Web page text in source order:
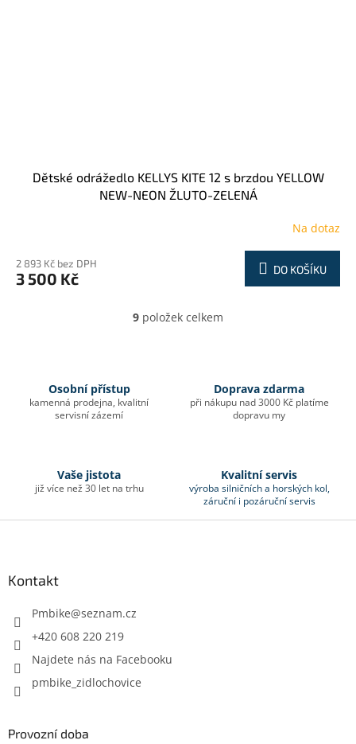
Dětské odrážedlo KELLYS KITE 12 s brzdou YELLOW
NEW-NEON ŽLUTO-ZELENÁ
Na dotaz
2 893 Kč bez DPH
3 500 Kč DO KOŠÍKU
O
v
9 položek celkem
Osobní přístup
kamenná prodejna, kvalitní
servisní zázemí
Doprava zdarma
při nákupu nad 3000 Kč platíme
dopravu my
Vaše jistota
již více než 30 let na trhu
Kvalitní servis
výroba silničních a horských kol,
záruční i pozáruční servis
Kontakt
Pmbike@seznam.cz
+420 608 220 219
Najdete nás na Facebooku
pmbike_zidlochovice
Provozní doba